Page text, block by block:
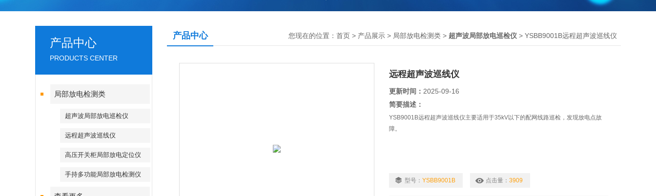
产品中心
PRODUCTS CENTER
局部放电检测类
超声波局部放电巡检仪
远程超声波巡线仪
高压开关柜局部放电定位仪
手持多功能局部放电检测仪
产品中心 您现在的位置： 首页 > 产品展示 > 局部放电检测类 > 超声波局部放电巡检仪 > YSBB9001B远程超声波巡线仪
远程超声波巡线仪
更新时间： 2025-09-16
简要描述：
YSB9001B远程超声波巡线仪主要适用于35kV以下的配网线路巡检，发现放电点故
障。
型号： YSBB9001B 点击量： 3909